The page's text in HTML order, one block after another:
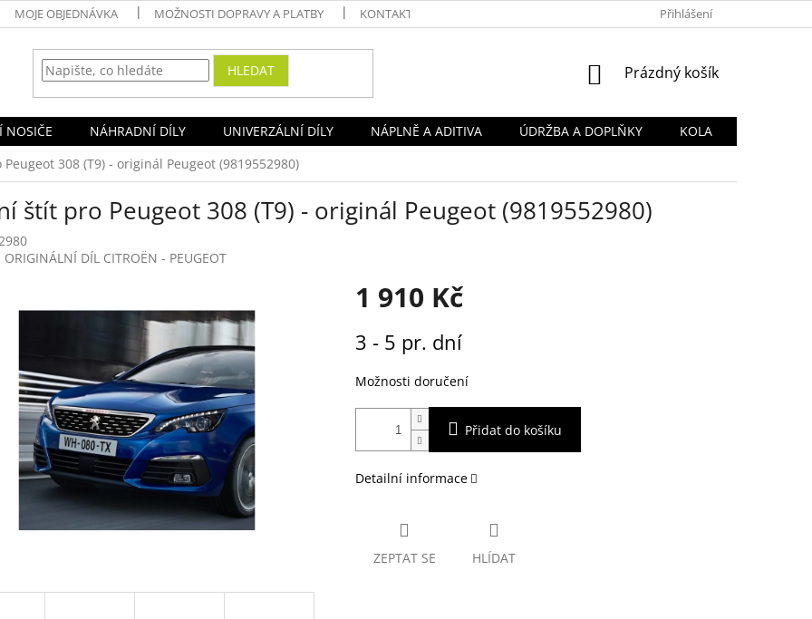
MOJE OBJEDNÁVKA MOŽNOSTI DOPRAVY A PLATBY KONTAKTY PODMÍNKY OCHRANY OSOBNÍCH
Přihlášení
HLEDAT
NÁKUPNÍ
Prázdný košík
NOSIČE NÁHRADNÍ DÍLY UNIVERZÁLNÍ DÍLY NÁPLNĚ A ADITIVA ÚDRŽBA A DOPLŇKY
KOLA
308 (T9) - originál Peugeot (9819552980)
štít pro Peugeot 308 (T9) - originál Peugeot (9819552980)
ORIGINÁLNÍ DÍL CITROËN - PEUGEOT
1 910 Kč
cena:
3 - 5 pr. dní
Možnosti doručení
Přidat do košíku
Detailní informace
ZEPTAT SE HLÍDAT